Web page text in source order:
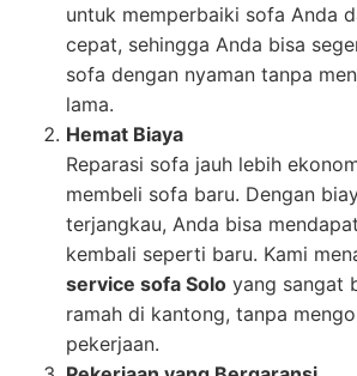
untuk memperbaiki sofa Anda
cepat, sehingga Anda bisa
sofa dengan nyaman tanpa
lama.
Hemat Biaya
Reparasi sofa jauh lebih
membeli sofa baru. Dengan
terjangkau, Anda bisa
kembali seperti baru. Kami
service sofa Solo yang sangat
ramah di kantong, tanpa
pekerjaan.